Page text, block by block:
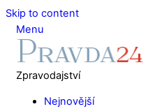
Skip to content
Menu
Zpravodajství
Nejnovější